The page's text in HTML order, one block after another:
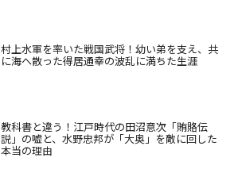
村上水軍を率いた戦国武将！幼い弟を支え、共
に海へ散った得居通幸の波乱に満ちた生涯
教科書と違う！江戸時代の田沼意次「賄賂伝
説」の嘘と、水野忠邦が「大奥」を敵に回した
本当の理由